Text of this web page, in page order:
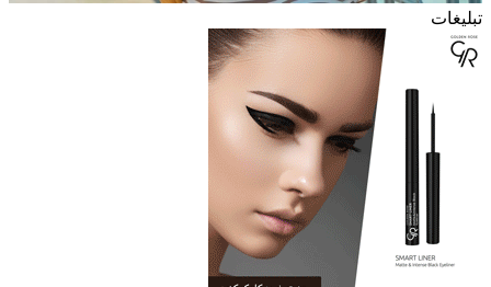
تبلیغات